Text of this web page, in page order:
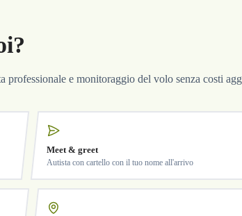
e monitoraggio del volo senza costi
Meet & greet
Autista con cartello con il tuo nome all'arrivo